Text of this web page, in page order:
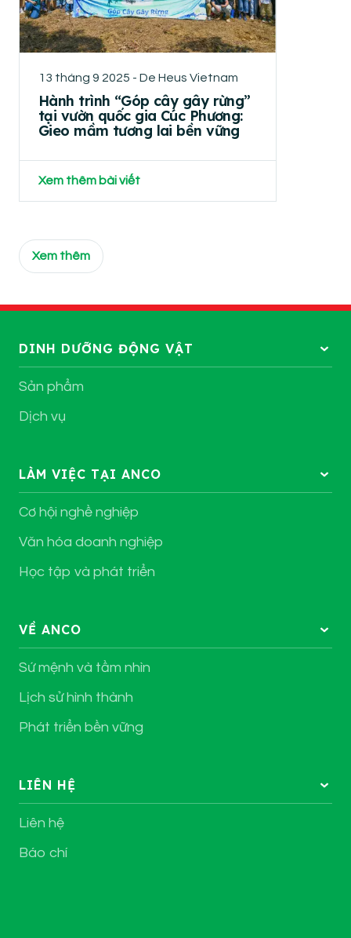
13 tháng 9 2025 - De Heus Vietnam
Hành trình “Góp cây gây rừng”
tại vườn quốc gia Cúc Phương:
Gieo mầm tương lai bền vững
Xem thêm bài viết
Xem thêm
DINH DƯỠNG ĐỘNG VẬT
Sản phẩm
Dịch vụ
LÀM VIỆC TẠI ANCO
Cơ hội nghề nghiệp
Văn hóa doanh nghiệp
Học tập và phát triển
VỀ ANCO
Sứ mệnh và tầm nhìn
Lịch sử hình thành
Phát triển bền vững
LIÊN HỆ
Liên hệ
Báo chí